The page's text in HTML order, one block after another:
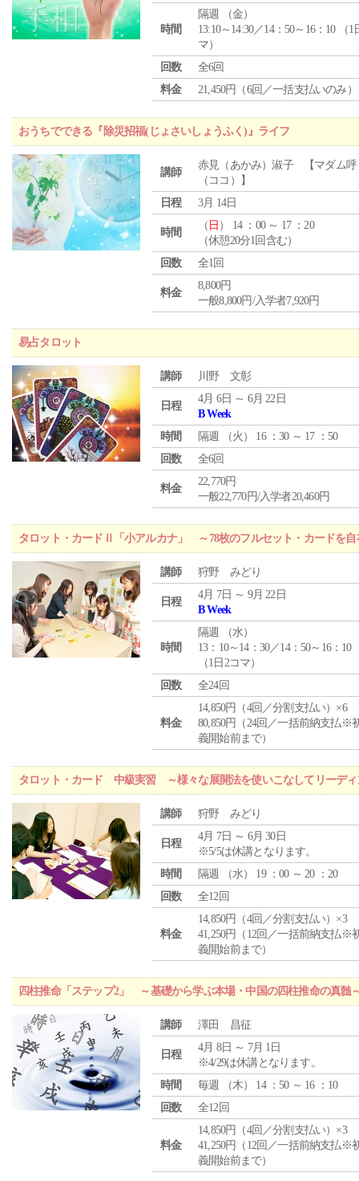
時間
隔週 （金）
13:10～14:30／14：50～16：10 （1
マ）
回数
全6回
料金
21,450円（6回／一括支払いのみ）
おうちでできる『除災招福(じょさいしょうふく)』ライフ
講師
赤見（あかみ）淑子 【マダム呼
（ココ）】
日程
3月 14日
時間
（ 日 ） 14 ：00 ～ 17 ：20
（休憩20分1回含む）
回数
全1回
料金
8,800円
一般8,800円/入学者7,920円
易占タロット
講師 川野 文彰
日程
4月 6日 ～ 6月 22日
B Week
時間
隔週 （火 ） 16 ：30 ～ 17 ：50
回数
全6回
料金
22,770円
一般22,770円/入学者20,460円
タロット・カードⅡ「小アルカナ」 ～78枚のフルセット・カードを自
講師 狩野 みどり
日程
4月 7日 ～ 9月 22日
B Week
時間
隔週 （水）
13：10～14：30／14：50～16：10
（1日2コマ）
回数
全24回
料金
14,850円（4回／分割支払い）×6
80,850円（24回／一括前納支払※
義開始前まで）
タロット・カード 中級実習 ～様々な展開法を使いこなしてリーディ
講師 狩野 みどり
日程
4月 7日 ～ 6月 30日
※5/5は休講となります。
時間
隔週 （水） 19 ：00 ～ 20 ：20
回数
全12回
料金
14,850円（4回／分割支払い）×3
41,250円（12回／一括前納支払※
義開始前まで）
四柱推命「ステップ2」 ～基礎から学ぶ本場・中国の四柱推命の真髄
講師 澤田 昌征
日程
4月 8日 ～ 7月 1日
※4/29は休講となります。
時間
毎週 （木） 14 ：50 ～ 16 ：10
回数
全12回
料金
14,850円（4回／分割支払い）×3
41,250円（12回／一括前納支払※
義開始前まで）